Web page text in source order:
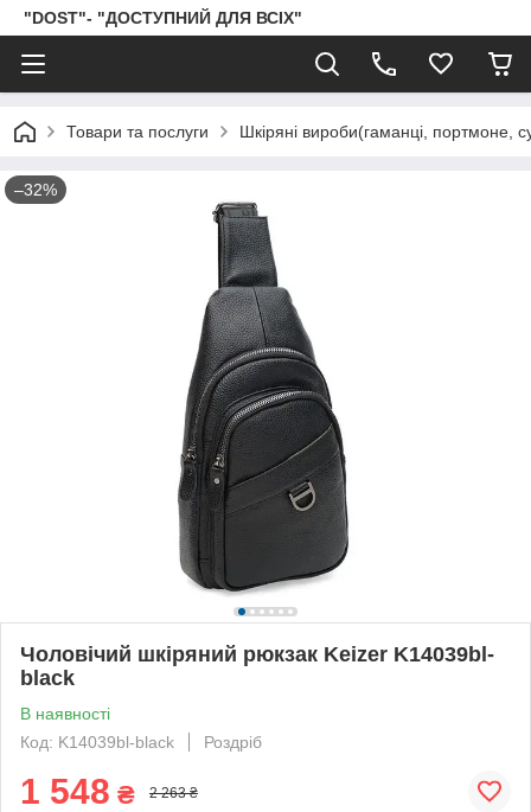
"DOST"- "ДОСТУПНИЙ ДЛЯ ВСІХ"
Товари та послуги Шкіряні вироби(гаманці, портмоне,
–32%
Чоловічий шкіряний рюкзак Keizer K14039bl-
black
В наявності
Код: K14039bl-black
Роздріб
1 548 ₴ 2 263 ₴